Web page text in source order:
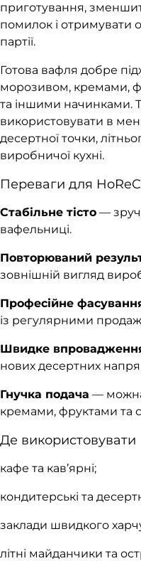
приготування,
помилок і отримувати
партії.
Готова вафля добре
морозивом, кремами,
та іншими начинками.
використовувати в
десертної точки,
виробничої кухні.
Переваги для
Стабільне тісто —
вафельниці.
Повторюваний
зовнішній вигляд
Професійне
із регулярними
Швидке
нових десертних
Гнучка подача —
кремами, фруктами та
Де використовувати
кафе та кав’ярні;
кондитерські та
заклади швидкого
літні майданчики та